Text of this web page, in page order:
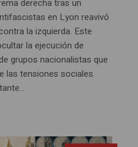
derecha tras un
en Lyon reavivó
la izquierda. Este
la ejecución de
grupos nacionalistas que
las tensiones sociales.